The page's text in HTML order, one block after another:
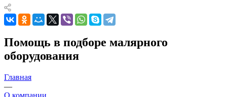
Помощь в подборе малярного
оборудования
Главная
—
О компании